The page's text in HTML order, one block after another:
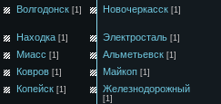
Волгодонск [1] Новочеркасск [1]
Находка [1] Электросталь [1]
Миасс [1] Альметьевск [1]
Ковров [1] Майкоп [1]
Копейск [1] Железнодорожный
[1]